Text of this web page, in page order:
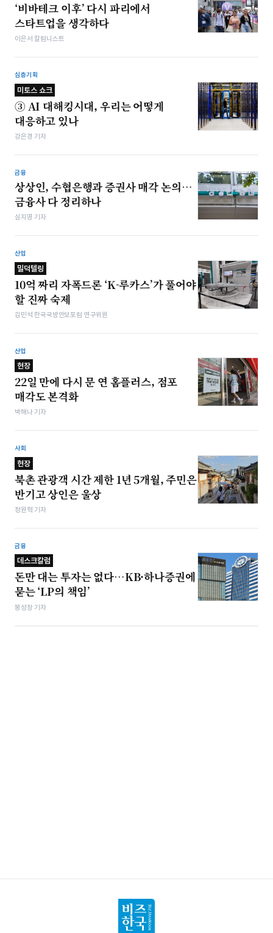
‘비바테크 이후’ 다시 파리에서
스타트업을 생각하다
이은서 칼럼니스트
심층기획
미토스 쇼크
③ AI 대해킹시대, 우리는 어떻게
대응하고 있나
강은경 기자
금융
상상인, 수협은행과 증권사 매각 논의…
금융사 다 정리하나
심지영 기자
산업
밀덕텔링
10억 짜리 자폭드론 ‘K-루카스’가 풀어야
할 진짜 숙제
김민석 한국국방안보포럼 연구위원
산업
현장
22일 만에 다시 문 연 홈플러스, 점포
매각도 본격화
박해나 기자
사회
현장
북촌 관광객 시간 제한 1년 5개월, 주민은
반기고 상인은 울상
정원혁 기자
금융
데스크칼럼
돈만 대는 투자는 없다…KB·하나증권에
묻는 ‘LP의 책임’
봉성창 기자